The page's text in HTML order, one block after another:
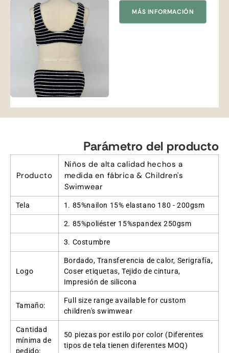
MÁS INFORMACIÓN
Parámetro del producto
Producto
Niños de alta calidad hechos a
medida en fábrica & Children's
Swimwear
Tela 1. 85%nailon 15% elastano 180 - 200gsm
2. 85%poliéster 15%spandex 250gsm
3. Costumbre
Logo
Bordado, Transferencia de calor, Serigrafía,
Coser etiquetas, Tejido de cintura,
Impresión de silicona
Tamaño:
Full size range available for custom
children's swimwear
Cantidad
mínima de
pedido:
50 piezas por estilo por color (Diferentes
tipos de tela tienen diferentes MOQ)